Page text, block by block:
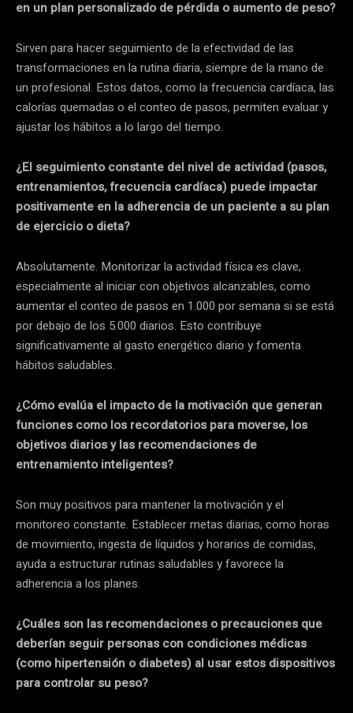
en un plan personalizado de pérdida o aumento de peso?
Sirven para hacer seguimiento de la efectividad de las
transformaciones en la rutina diaria, siempre de la mano de
un profesional. Estos datos, como la frecuencia cardíaca, las
calorías quemadas o el conteo de pasos, permiten evaluar y
ajustar los hábitos a lo largo del tiempo.
¿El seguimiento constante del nivel de actividad (pasos,
entrenamientos, frecuencia cardíaca) puede impactar
positivamente en la adherencia de un paciente a su plan
de ejercicio o dieta?
Absolutamente. Monitorizar la actividad física es clave,
especialmente al iniciar con objetivos alcanzables, como
aumentar el conteo de pasos en 1.000 por semana si se está
por debajo de los 5.000 diarios. Esto contribuye
significativamente al gasto energético diario y fomenta
hábitos saludables.
¿Cómo evalúa el impacto de la motivación que generan
funciones como los recordatorios para moverse, los
objetivos diarios y las recomendaciones de
entrenamiento inteligentes?
Son muy positivos para mantener la motivación y el
monitoreo constante. Establecer metas diarias, como horas
de movimiento, ingesta de líquidos y horarios de comidas,
ayuda a estructurar rutinas saludables y favorece la
adherencia a los planes.
¿Cuáles son las recomendaciones o precauciones que
deberían seguir personas con condiciones médicas
(como hipertensión o diabetes) al usar estos dispositivos
para controlar su peso?